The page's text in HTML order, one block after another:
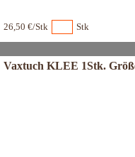
26,50 €/Stk Stk
Vaxtuch KLEE 1Stk.